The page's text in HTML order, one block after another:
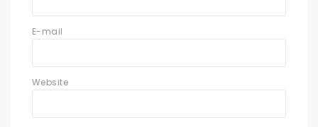
E-mail
Website